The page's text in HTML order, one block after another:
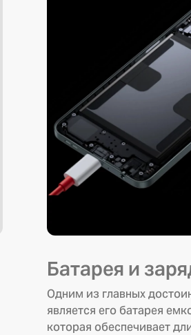
Батарея и
Одним из главных
является его батарея
которая обеспечивает